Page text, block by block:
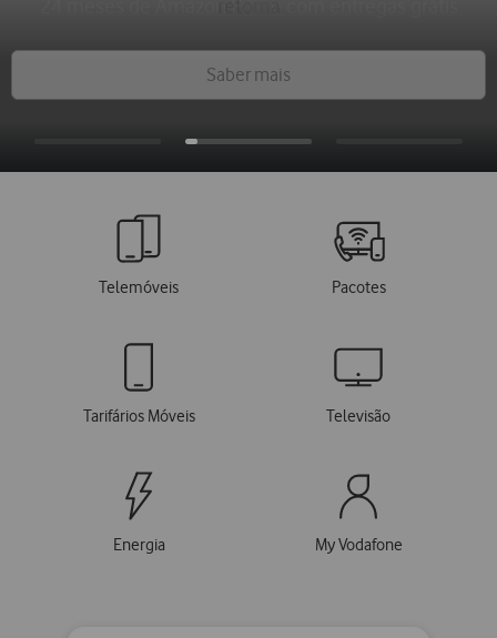
Saber mais
Telemóveis Pacotes
Tarifários Móveis Televisão
Energia My Vodafone